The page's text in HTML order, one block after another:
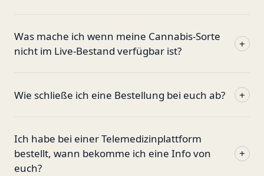
Was mache ich wenn meine Cannabis-Sorte
nicht im Live-Bestand verfügbar ist?
+
Wie schließe ich eine Bestellung bei euch ab? +
Ich habe bei einer Telemedizinplattform
bestellt, wann bekomme ich eine Info von
euch?
+